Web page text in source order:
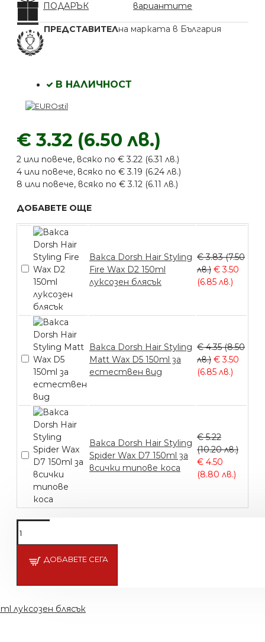
ПОДАРЪК
вариантите
ПРЕДСТАВИТЕЛна марката в България
€ 3.32 (6.50 лв.)
2 или повече, всяко по € 3.22 (6.31 лв.)
4 или повече, всяко по € 3.19 (6.24 лв.)
8 или повече, всяко по € 3.12 (6.11 лв.)
В НАЛИЧНОСТ
ДОБАВЕТЕ ОЩЕ
Вакса Dorsh Hair Styling
Fire Wax D2 150ml
луксозен блясък
€ 3.83 (7.50
лв.) € 3.50
(6.85 лв.)
Вакса Dorsh Hair Styling
Matt Wax D5 150ml за
естествен вид
€ 4.35 (8.50
лв.) € 3.50
(6.85 лв.)
Вакса Dorsh Hair Styling
Spider Wax D7 150ml за
всички типове коса
€ 5.22
(10.20 лв.)
€ 4.50
(8.80 лв.)
ДОБАВЕТЕ СЕГА
луксозен блясък